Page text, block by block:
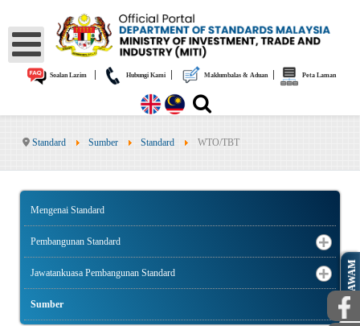
Soalan Lazim| Hubungi Kami| Maklumbalas & Aduan| Peta Laman
Standard Sumber Standard WTO/TBT
Mengenai Standard
Pembangunan Standard
Jawatankuasa Pembangunan Standard
Sumber
AWAM